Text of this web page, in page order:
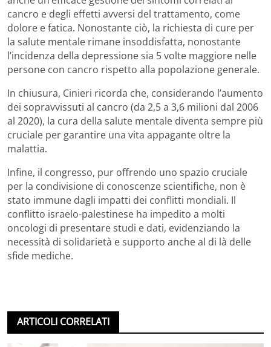
cancro e degli effetti avversi del trattamento, come
dolore e fatica. Nonostante ciò, la richiesta di cure per
la salute mentale rimane insoddisfatta, nonostante
l’incidenza della depressione sia 5 volte maggiore nelle
persone con cancro rispetto alla popolazione generale.
In chiusura, Cinieri ricorda che, considerando l’aumento
dei sopravvissuti al cancro (da 2,5 a 3,6 milioni dal 2006
al 2020), la cura della salute mentale diventa sempre più
cruciale per garantire una vita appagante oltre la
malattia.
Infine, il congresso, pur offrendo uno spazio cruciale
per la condivisione di conoscenze scientifiche, non è
stato immune dagli impatti dei conflitti mondiali. Il
conflitto israelo-palestinese ha impedito a molti
oncologi di presentare studi e dati, evidenziando la
necessità di solidarietà e supporto anche al di là delle
sfide mediche.
ARTICOLI CORRELATI